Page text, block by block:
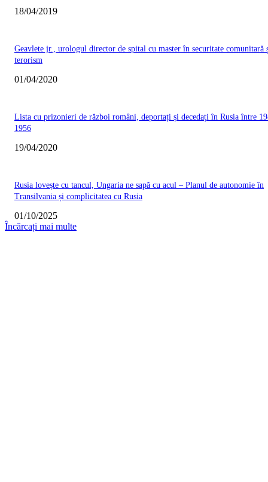
18/04/2019
Geavlete jr., urologul director de spital cu master în securitate comunitară
terorism
01/04/2020
Lista cu prizonieri de război români, deportați și decedați în Rusia între
1956
19/04/2020
Rusia lovește cu tancul, Ungaria ne sapă cu acul – Planul de autonomie în
Transilvania și complicitatea cu Rusia
01/10/2025
Încărcați mai multe